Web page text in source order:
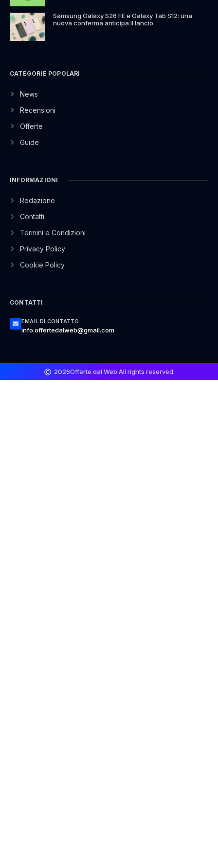
Samsung Galaxy S26 FE e Galaxy Tab S12: una
nuova conferma anticipa il lancio
CATEGORIE POPOLARI
News
Recensioni
Offerte
Guide
INFORMAZIONI
Redazione
Contatti
Termini e Condizioni
Privacy Policy
Cookie Policy
CONTATTI
EMAIL DI CONTATTO:
info.offertedalweb@gmail.com
2026Offerte dal Web.All rights reserved.